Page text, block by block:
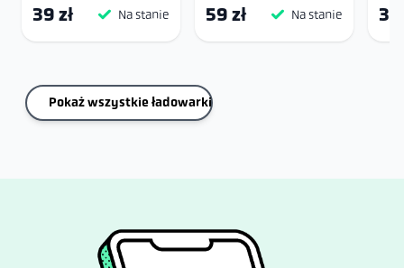
39 zł Na stanie 59 zł Na stanie 39
Pokaż wszystkie ładowarki